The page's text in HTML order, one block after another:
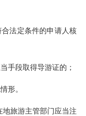
法定条件的申请人核
段取得导游证的；
形。
旅游主管部门应当注